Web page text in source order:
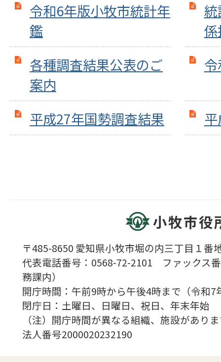
令和6年版小牧市統計年
鑑
各種調査結果公表のご
案内
平成27年国勢調査結果
小牧市役
〒485-8650 愛知県小牧市堀の内三丁目１番
代表電話番号：0568-72-2101 ファックス
務課内）
開庁時間：午前9時から午後4時まで（令
閉庁日：土曜日、日曜日、祝日、年末年始
（注）開庁時間が異なる組織、施設があり
法人番号2000020232190